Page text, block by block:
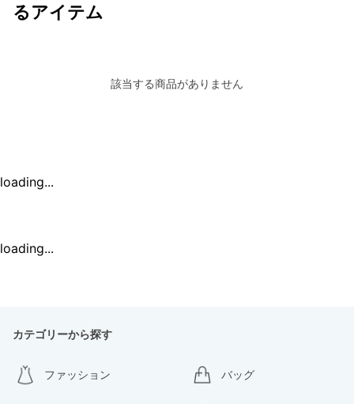
るアイテム
該当する商品がありません
loading...
loading...
カテゴリーから探す
ファッション バッグ